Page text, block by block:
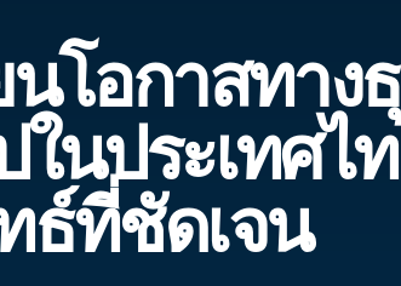
ลาด
ทุนวัสดุ และ
ขัน ที่อาจส่ง
องคุณใน
ทศไทย
เพื่อกำหนดกลยุทธ์ของคุณในร
นิเวศด้านการดูแลสุขภาพของ
นโอกาสทาง
ในประเทศไ
ธ์ที่ชัดเจน